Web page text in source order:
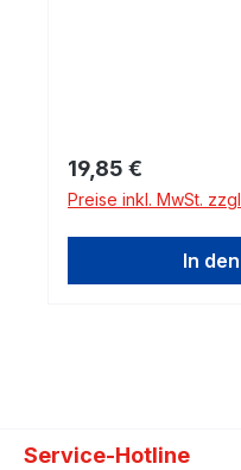
Regulärer Preis:
19,85 €
Preise inkl. MwSt.
In
Service-Hotline